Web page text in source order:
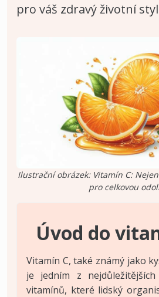
pro váš zdravý životní
Ilustrační obrázek: Vitamín C:
pro celkovou
Úvod do
Vitamín C, také známý jako
je jedním z
vitamínů, které lidský